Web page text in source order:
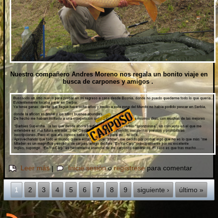
Nuestro compañero Andres Moreno nos regala un bonito viaje en
busca de carpones y amigos .
Leer mássobre Mostachones en Bosnia y Serbia
| Inicie sesiónoregístresepara comentar
Páginas
1 2 3 4 5 6 7 8 9 siguiente › último »